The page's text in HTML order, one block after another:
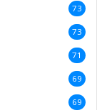
73
73
71
69
69